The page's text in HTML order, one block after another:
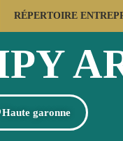
RÉPERTOIRE
Haute garonne